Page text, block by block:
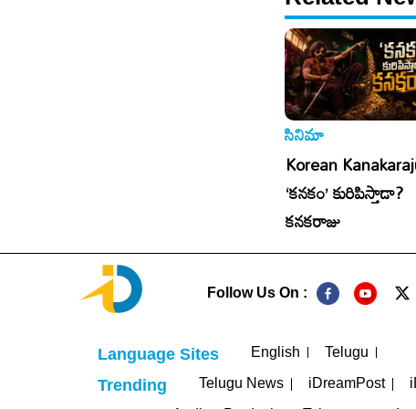
సినిమా
Korean
‘కనకం’ కురిపిస్తాడా?
కనకరాజు
Follow Us On :
Language Sites English Telugu
Trending Telugu News iDreamPost